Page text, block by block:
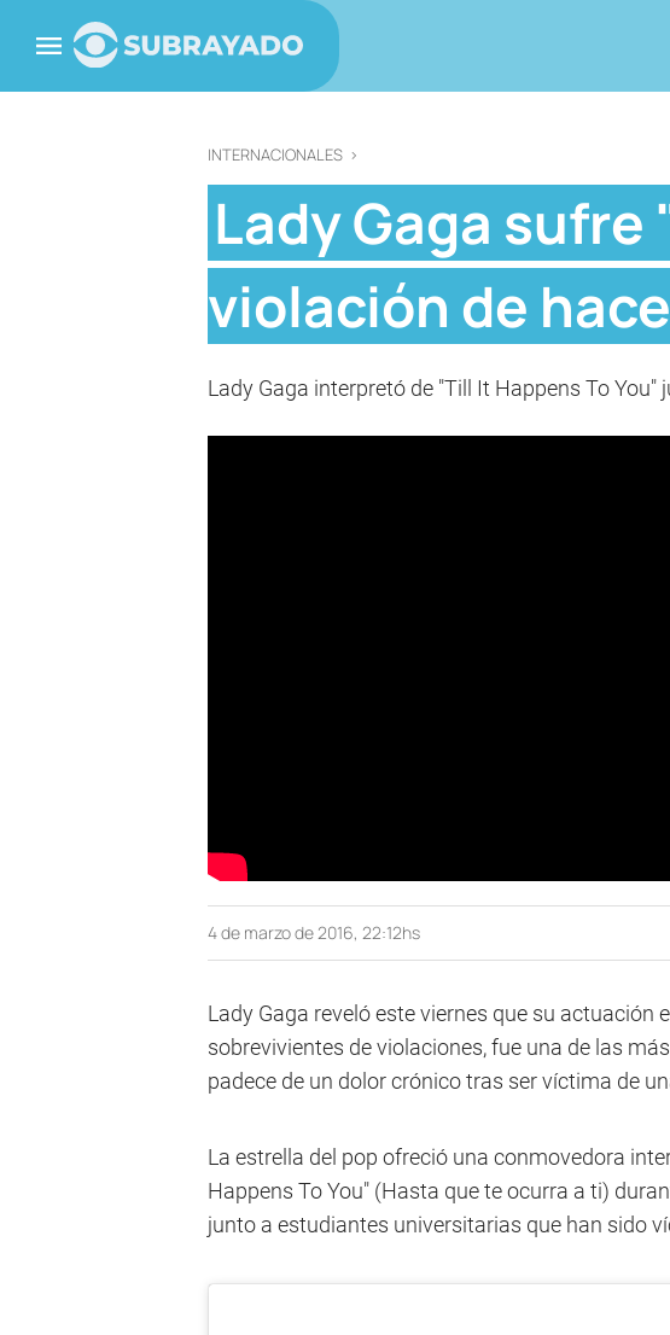
INTERNACIONALES >
Lady Gaga
violación de
Lady Gaga interpretó de "Till It Happens To
4 de marzo de 2016, 22:12hs
Lady Gaga reveló este viernes que su actuación
sobrevivientes de violaciones, fue una de las
padece de un dolor crónico tras ser víctima de
La estrella del pop ofreció una conmovedora
Happens To You" (Hasta que te ocurra a ti)
junto a estudiantes universitarias que han sido